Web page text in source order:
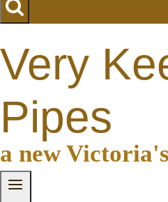
Very
Pipes
a new